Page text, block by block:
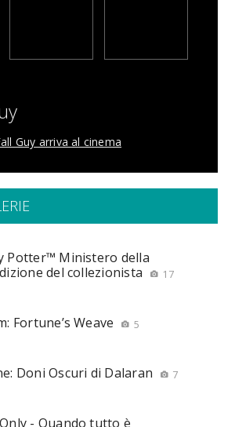
Guy arriva al cinema
Potter™ Ministero della
del collezionista
17
Fortune’s Weave 5
Doni Oscuri di Dalaran 7
- Quando tutto è